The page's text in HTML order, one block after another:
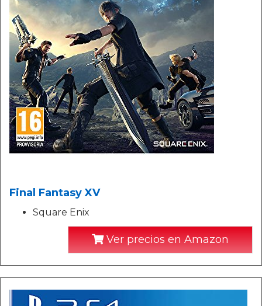
Final Fantasy XV
Square Enix
Ver precios en Amazon